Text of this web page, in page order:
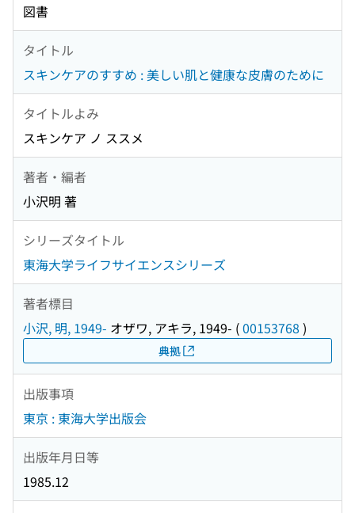
図書
タイトル
スキンケアのすすめ : 美しい肌と健康な皮膚のために
タイトルよみ
スキンケア ノ ススメ
著者・編者
小沢明 著
シリーズタイトル
東海大学ライフサイエンスシリーズ
著者標目
小沢, 明, 1949- オザワ, アキラ, 1949- (00153768 )
典拠
出版事項
東京 : 東海大学出版会
出版年月日等
1985.12